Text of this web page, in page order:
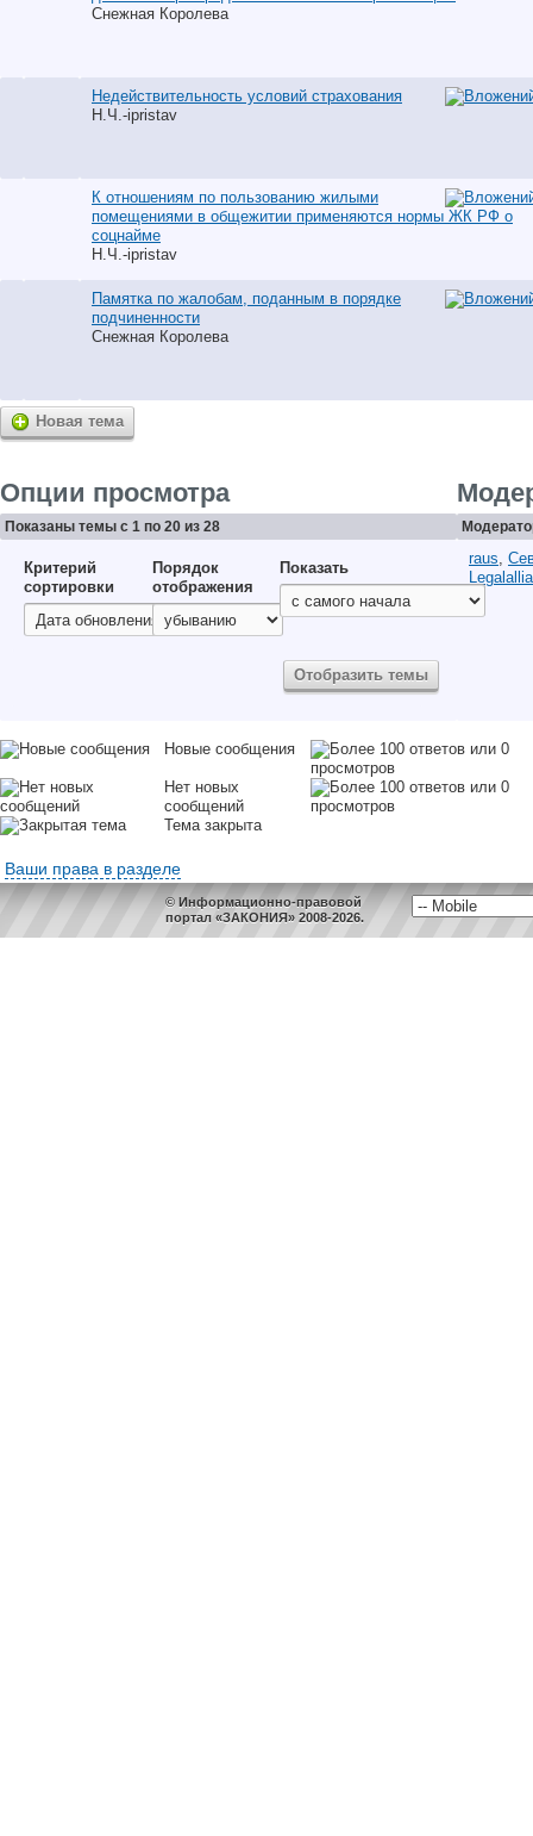
Снежная Королева
Недействительность условий страхования
Н.Ч.-ipristav
К отношениям по пользованию жилыми
помещениями в общежитии применяются нормы ЖК РФ о
соцнайме
Н.Ч.-ipristav
Памятка по жалобам, поданным в порядке
подчиненности
Снежная Королева
Новая тема
Опции просмотра
Показаны темы с 1 по 20 из 28
Критерий
сортировки
Порядок
отображения
Показать
raus,
Новые сообщения
Нет новых
сообщений
Тема закрыта
Ваши права в разделе
© Информационно-правовой
портал «ЗАКОНИЯ» 2008-2026.